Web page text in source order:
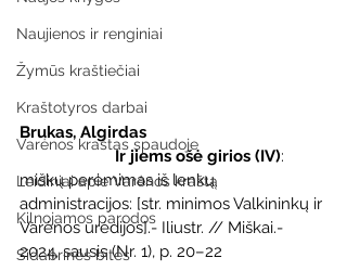
Naujienos ir renginiai
Žymūs kraštiečiai
Kraštotyros darbai
Varėnos kraštas spaudoje
Leidiniai apie Varėnos kraštą
Kilnojamos parodos
Sidabrinės bitės
Brukas, Algirdas
Ir jiems ošė girios (IV):
miškų perėmimas iš lenkų
administracijos: [str. minimos Valkininkų ir
Varėnos urėdijos].- Iliustr. // Miškai.-
2024, sausis (Nr. 1), p. 20–22